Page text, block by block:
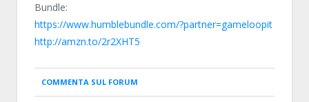
Bundle:
https://www.humblebundle.com/?partner=gameloopit
http://amzn.to/2r2XHT5
COMMENTA SUL FORUM